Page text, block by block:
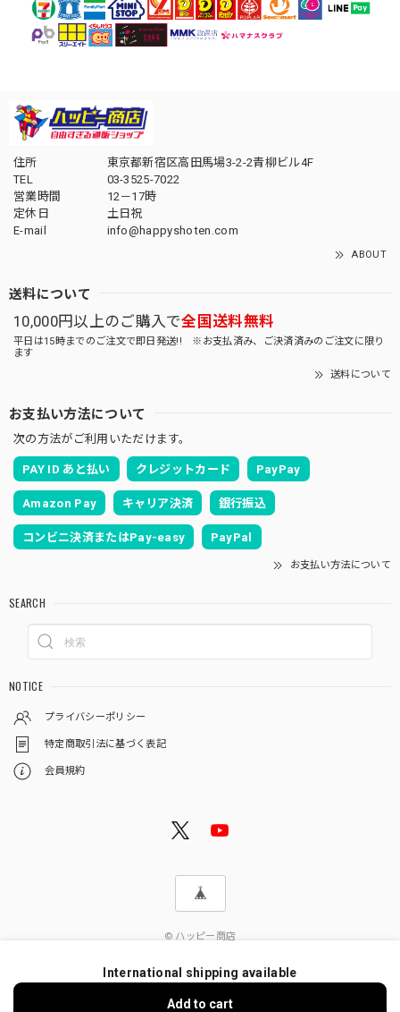
住所
東京都新宿区高田馬場3-2-2青柳ビル4F
TEL
03-3525-7022
営業時間
12－17時
定休日
土日祝
E-mail
info@happyshoten.com
ABOUT
送料について
10,000円以上のご購入で全国送料無料
平日は15時までのご注文で即日発送!! ※お支払済み、ご決済済みのご注文に限り
ます
送料について
お支払い方法について
次の方法がご利用いただけます。
PAY ID あと払い クレジットカード PayPay
Amazon Pay キャリア決済 銀行振込
コンビニ決済またはPay-easy PayPal
お支払い方法について
SEARCH
NOTICE
プライバシーポリシー
特定商取引法に基づく表記
会員規約
© ハッピー商店
International shipping available
Add to cart